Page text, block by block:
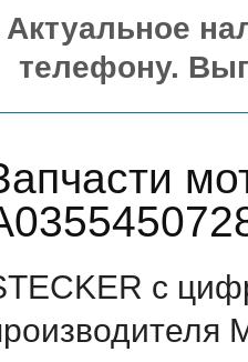
Актуальное
телефону.
с